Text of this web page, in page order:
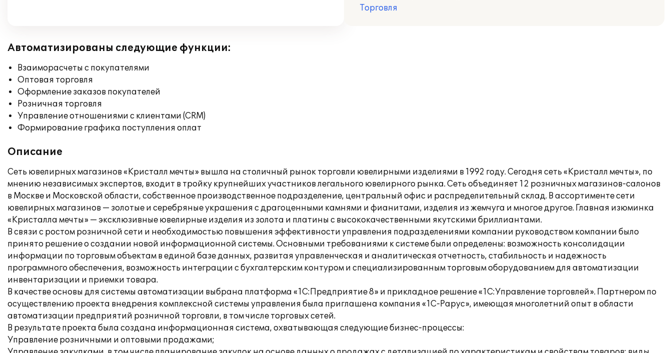
Торговля
Автоматизированы следующие функции:
Взаиморасчеты с покупателями
Оптовая торговля
Оформление заказов покупателей
Розничная торговля
Управление отношениями с клиентами (CRM)
Формирование графика поступления оплат
Описание
Сеть ювелирных магазинов «Кристалл мечты» вышла на столичный рынок торговли ювелирными изделиями в 1992 году. Сегодня сеть «Кристалл мечты», по
мнению независимых экспертов, входит в тройку крупнейших участников легального ювелирного рынка. Сеть объединяет 12 розничных магазинов-салонов
в Москве и Московской области, собственное производственное подразделение, центральный офис и распределительный склад. В ассортименте сети
ювелирных магазинов — золотые и серебряные украшения с драгоценными камнями и фианитами, изделия из жемчуга и многое другое. Главная изюминка
«Кристалла мечты» — эксклюзивные ювелирные изделия из золота и платины с высококачественными якутскими бриллиантами.
В связи с ростом розничной сети и необходимостью повышения эффективности управления подразделениями компании руководством компании было
принято решение о создании новой информационной системы. Основными требованиями к системе были определены: возможность консолидации
информации по торговым объектам в единой базе данных, развитая управленческая и аналитическая отчетность, стабильность и надежность
программного обеспечения, возможность интеграции с бухгалтерским контуром и специализированным торговым оборудованием для автоматизации
инвентаризации и приемки товара.
В качестве основы для системы автоматизации выбрана платформа «1С:Предприятие 8» и прикладное решение «1С:Управление торговлей». Партнером по
осуществлению проекта внедрения комплексной системы управления была приглашена компания «1С-Рарус», имеющая многолетний опыт в области
автоматизации предприятий розничной торговли, в том числе торговых сетей.
В результате проекта была создана информационная система, охватывающая следующие бизнес-процессы:
Управление розничными и оптовыми продажами;